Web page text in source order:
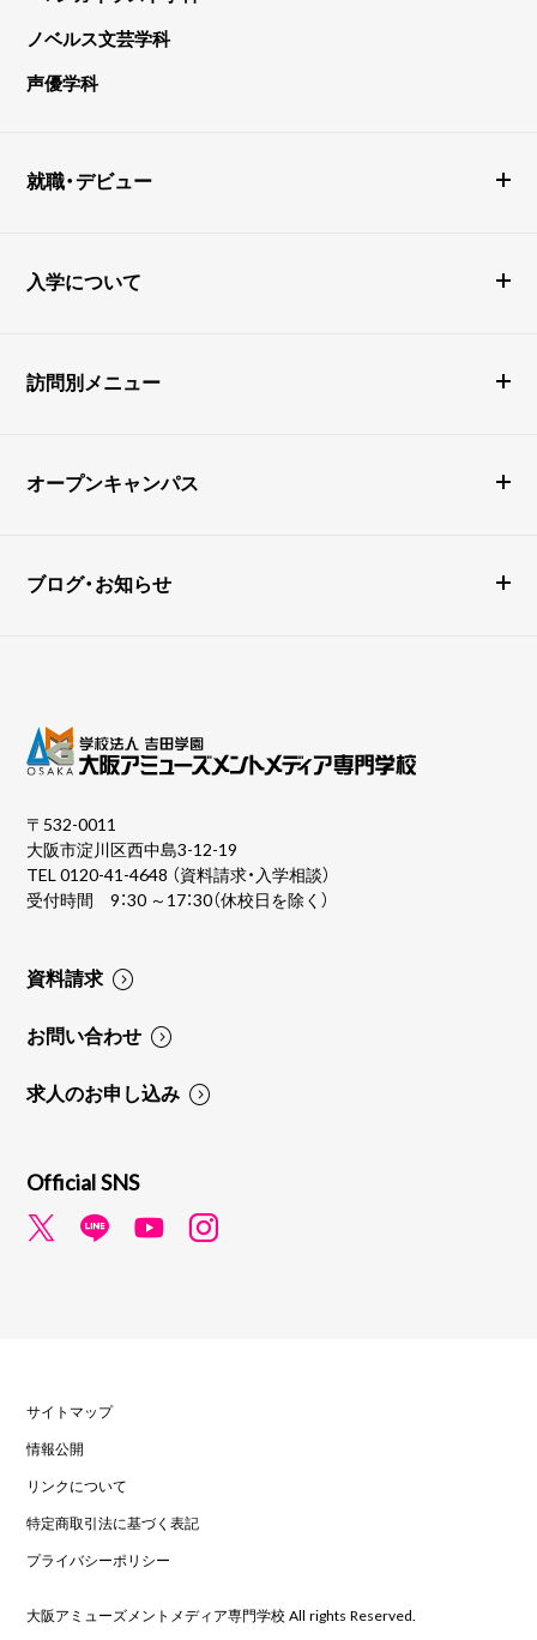
ノベルス文芸学科
声優学科
就職・デビュー
入学について
訪問別メニュー
オープンキャンパス
ブログ・お知らせ
〒532-0011
大阪市淀川区西中島3-12-19
TEL0120-41-4648 （資料請求・入学相談）
受付時間 9：30 ～17：30（休校日を除く）
資料請求
お問い合わせ
求人のお申し込み
Official SNS
サイトマップ
情報公開
リンクについて
特定商取引法に基づく表記
プライバシーポリシー
大阪アミューズメントメディア専門学校 All rights Reserved.